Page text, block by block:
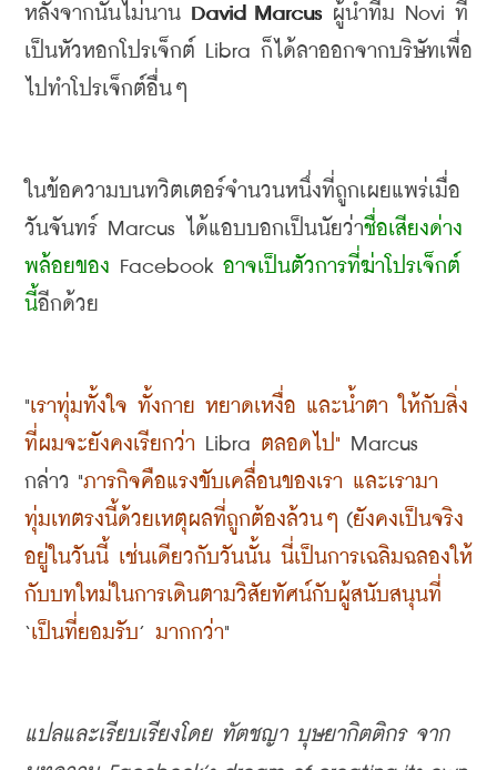
หลังจากนั้นไม่นาน David Marcus ผู้นำทีม Novi ที่
เป็นหัวหอกโปรเจ็กต์ Libra ก็ได้ลาออกจากบริษัทเพื่อ
ไปทำโปรเจ็กต์อื่นๆ
ในข้อความบนทวิตเตอร์จำนวนหนึ่งที่ถูกเผยแพร่เมื่อ
วันจันทร์ Marcus ได้แอบบอกเป็นนัยว่าชื่อเสียงด่าง
พล้อยของ Facebook อาจเป็นตัวการที่ฆ่าโปรเจ็กต์
นี้อีกด้วย
"เราทุ่มทั้งใจ ทั้งกาย หยาดเหงื่อ และน้ำตา ให้กับสิ่ง
ที่ผมจะยังคงเรียกว่า Libra ตลอดไป "
กล่าว "ภารกิจคือแรงขับเคลื่อนของเรา และเรามา
ทุ่มเทตรงนี้ด้วยเหตุผลที่ถูกต้องล้วนๆ (ยังคงเป็นจริง
อยู่ในวันนี้ เช่นเดียวกับวันนั้น นี่เป็นการเฉลิมฉลองให้
กับบทใหม่ในการเดินตามวิสัยทัศน์กับผู้สนับสนุนที่
‘เป็นที่ยอมรับ’ มากกว่า"
แปลและเรียบเรียงโดย ทัตชญา บุษยากิตติกร จาก